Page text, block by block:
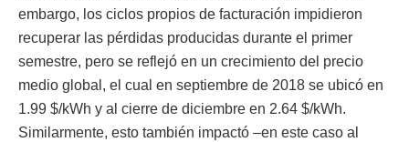
embargo, los ciclos propios de facturación impidieron
recuperar las pérdidas producidas durante el primer
semestre, pero se reflejó en un crecimiento del precio
medio global, el cual en septiembre de 2018 se ubicó en
1.99 $/kWh y al cierre de diciembre en 2.64 $/kWh.
Similarmente, esto también impactó –en este caso al